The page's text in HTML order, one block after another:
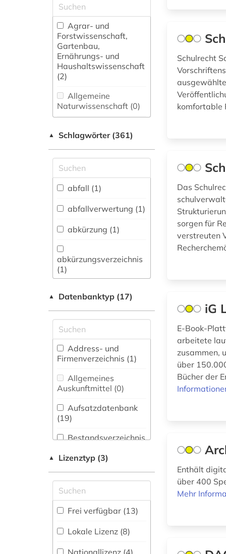
Agrar- und
Forstwissenschaft,
Gartenbau,
Ernährungs- und
Haushaltswissenschaft
(2)
Allgemeine
Naturwissenschaft (0)
fachübergreifende
Allgemeine und
vergleichende Sprach-
und
Literaturwissenschaft.
Indogermanistik.
Sprachen und
Literaturen (5)
Anglistik.
Amerikanistik (13)
Vermessungswesen (4)
Biologie,
Biotechnologie (0)
Buch- und
Bibliothekswesen,
Informationswissenschaft
(0)
Chemie und
Pharmazie (1)
Elektrotechnik,
Elektronik,
Nachrichtentechnik (0)
Energietechnik (1)
Ethnologie (3)
Geographie (0)
▲ Schlagwörter (361)
abfall (1)
abfallverwertung (1)
abkürzung (1)
abkürzungsverzeichnis
(1)
agrarwissenschaften
(1)
alltag (2)
altfäröisch (1)
altgutnisch (1)
altisländisch (1)
altnorwegisch (1)
altschwedisch (1)
analyse (1)
anwalt (1)
arbeitsrecht (7)
▲ Datenbanktyp (17)
Address- und
Firmenverzeichnis (1)
Allgemeines
Auskunftmittel (0)
Aufsatzdatenbank
(19)
Bestandsverzeichnis
Buchhandelsverzeichnis
Disziplinäre
Forschungsdatenrepositorien
▲ Lizenztyp (3)
Frei verfügbar (13)
Lokale Lizenz (8)
Schulrecht
komfortable
Das
sorgen für
verstreuten
iG
E-Book-
arbeitete
zusammen,
über
Bücher der
Enthält
über 400
Mehr